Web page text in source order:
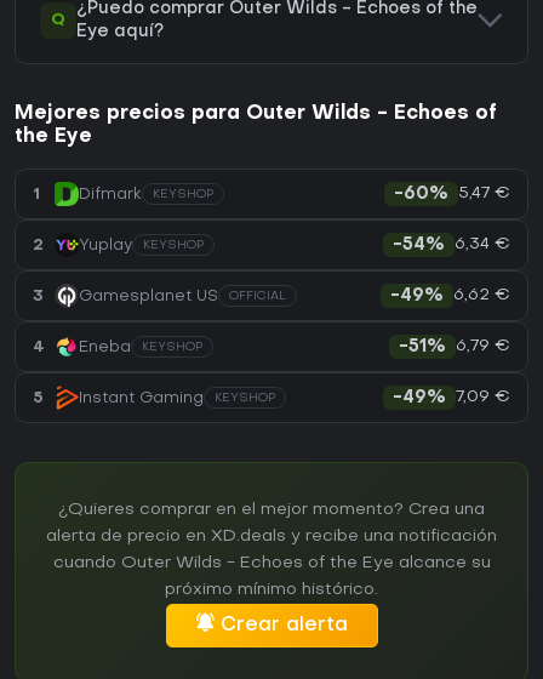
Q
¿Puedo comprar Outer Wilds - Echoes of the
Eye aquí?
Mejores precios para Outer Wilds - Echoes of
the Eye
1 Difmark KEYSHOP -60% 5,47 €
2 Yuplay KEYSHOP -54% 6,34 €
3 Gamesplanet US OFFICIAL -49% 6,62 €
4 Eneba KEYSHOP -51% 6,79 €
5 Instant Gaming KEYSHOP -49% 7,09 €
¿Quieres comprar en el mejor momento? Crea una
alerta de precio en XD.deals y recibe una notificación
cuando Outer Wilds - Echoes of the Eye alcance su
próximo mínimo histórico.
Crear alerta